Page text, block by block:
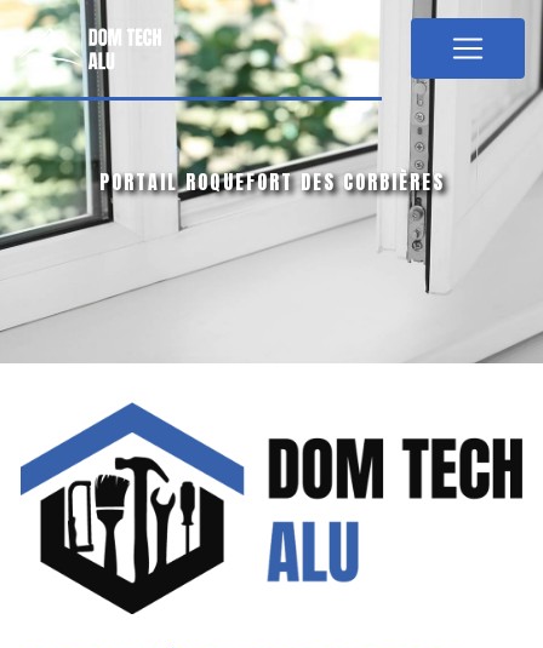
Panneau de gestion des cookies
PORTAIL ROQUEFORT DES CORBIÈRES